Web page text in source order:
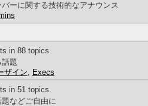
ーに関する技術的なアナウンス
in 88 topics.
題
ザイン, Execs
in 51 topics.
などご自由に